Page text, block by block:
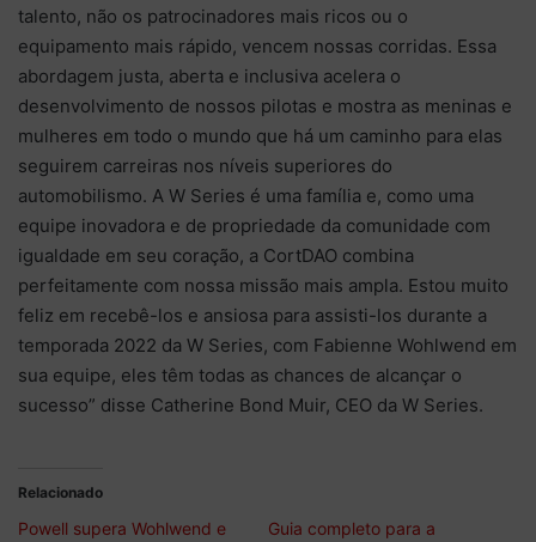
talento, não os patrocinadores mais ricos ou o
equipamento mais rápido, vencem nossas corridas. Essa
abordagem justa, aberta e inclusiva acelera o
desenvolvimento de nossos pilotas e mostra as meninas e
mulheres em todo o mundo que há um caminho para elas
seguirem carreiras nos níveis superiores do
automobilismo. A W Series é uma família e, como uma
equipe inovadora e de propriedade da comunidade com
igualdade em seu coração, a CortDAO combina
perfeitamente com nossa missão mais ampla. Estou muito
feliz em recebê-los e ansiosa para assisti-los durante a
temporada 2022 da W Series, com Fabienne Wohlwend em
sua equipe, eles têm todas as chances de alcançar o
sucesso” disse Catherine Bond Muir, CEO da W Series.
Relacionado
Powell supera Wohlwend e Guia completo para a